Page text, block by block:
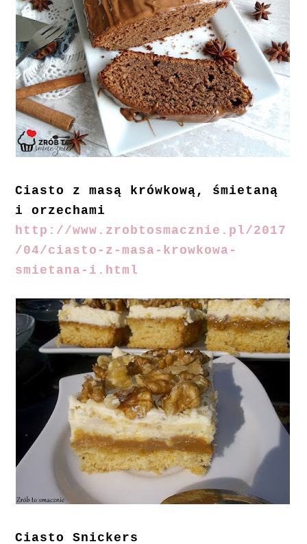
Ciasto z masą krówkową, śmietaną
i orzechami
http://www.zrobtosmacznie.pl/2017
/04/ciasto-z-masa-krowkowa-
smietana-i.html
Ciasto Snickers